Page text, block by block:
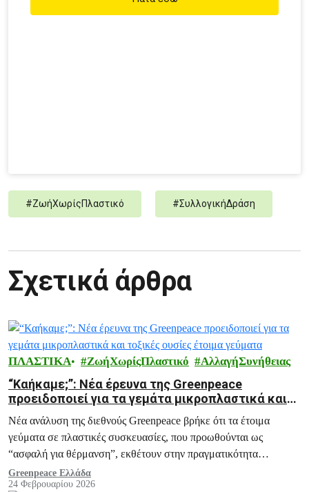
#ΖωήΧωρίςΠλαστικό #ΣυλλογικήΔράση
Σχετικά άρθρα
ΠΛΑΣΤΙΚΑ ΖωήΧωρίςΠλαστικό ΑλλαγήΣυνήθειας
“Καήκαμε;”: Νέα έρευνα της Greenpeace
προειδοποιεί για τα γεμάτα μικροπλαστικά και
τοξικές ουσίες έτοιμα γεύματα
Νέα ανάλυση της διεθνούς Greenpeace βρήκε ότι τα έτοιμα
γεύματα σε πλαστικές συσκευασίες, που προωθούνται ως
“ασφαλή για θέρμανση”, εκθέτουν στην πραγματικότητα
εκατομμύρια ανθρώπους σε αόρατες μολυσματικές ουσίες.
Greenpeace Ελλάδα
24 Φεβρουαρίου 2026